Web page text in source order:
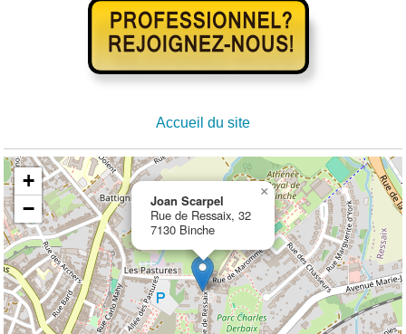
Accueil du site
Joan Scarpel
Rue de Ressaix, 32
7130 Binche
×
+
−